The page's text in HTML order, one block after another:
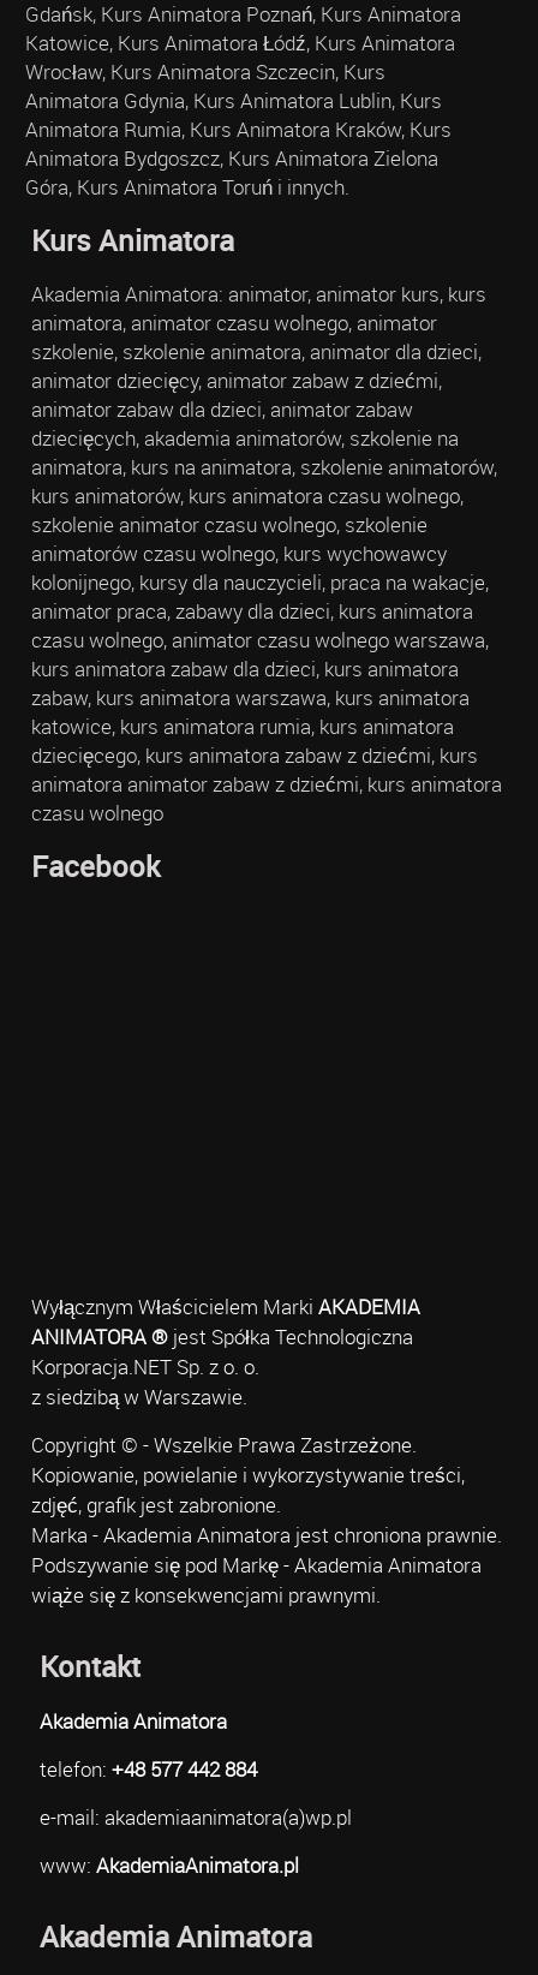
Gdańsk, Kurs Animatora Poznań, Kurs Animatora
Katowice, Kurs Animatora Łódź, Kurs Animatora
Wrocław, Kurs Animatora Szczecin, Kurs
Animatora Gdynia, Kurs Animatora Lublin, Kurs
Animatora Rumia, Kurs Animatora Kraków, Kurs
Animatora Bydgoszcz, Kurs Animatora Zielona
Góra, Kurs Animatora Toruń i innych.
Kurs Animatora
Akademia Animatora: animator, animator kurs, kurs
animatora, animator czasu wolnego, animator
szkolenie, szkolenie animatora, animator dla dzieci,
animator dziecięcy, animator zabaw z dziećmi,
animator zabaw dla dzieci, animator zabaw
dziecięcych, akademia animatorów, szkolenie na
animatora, kurs na animatora, szkolenie animatorów,
kurs animatorów, kurs animatora czasu wolnego,
szkolenie animator czasu wolnego, szkolenie
animatorów czasu wolnego, kurs wychowawcy
kolonijnego, kursy dla nauczycieli, praca na wakacje,
animator praca, zabawy dla dzieci, kurs animatora
czasu wolnego, animator czasu wolnego warszawa,
kurs animatora zabaw dla dzieci, kurs animatora
zabaw, kurs animatora warszawa, kurs animatora
katowice, kurs animatora rumia, kurs animatora
dziecięcego, kurs animatora zabaw z dziećmi, kurs
animatora animator zabaw z dziećmi, kurs animatora
czasu wolnego
Facebook
Wyłącznym Właścicielem Marki AKADEMIA
ANIMATORA ®jest Spółka Technologiczna
Korporacja.NET Sp. z o. o.
z siedzibą w Warszawie.
Copyright © - Wszelkie Prawa Zastrzeżone.
Kopiowanie, powielanie i wykorzystywanie treści,
zdjęć, grafik jest zabronione.
Marka - Akademia Animatora jest chroniona prawnie.
Podszywanie się pod Markę - Akademia Animatora
wiąże się z konsekwencjami prawnymi.
Kontakt
Akademia Animatora
telefon: +48 577 442 884
e-mail: akademiaanimatora(a)wp.pl
www: AkademiaAnimatora.pl
Akademia Animatora